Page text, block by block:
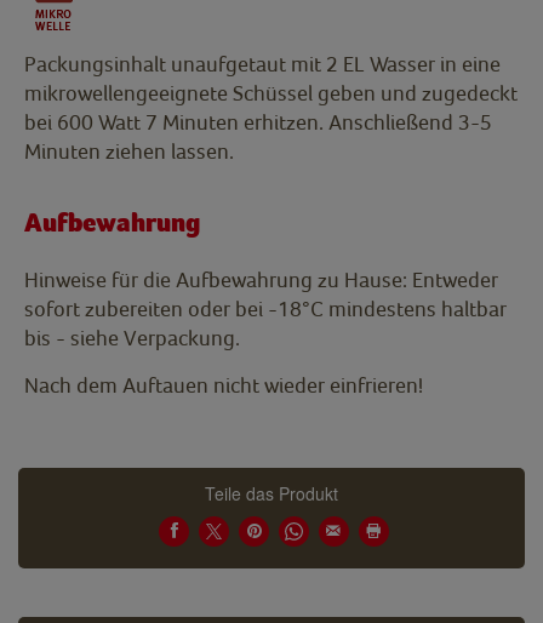
Packungsinhalt unaufgetaut mit 2 EL Wasser in eine
mikrowellengeeignete Schüssel geben und zugedeckt
bei 600 Watt 7 Minuten erhitzen. Anschließend 3-5
Minuten ziehen lassen.
Aufbewahrung
Hinweise für die Aufbewahrung zu Hause: Entweder
sofort zubereiten oder bei -18°C mindestens haltbar
bis - siehe Verpackung.
Nach dem Auftauen nicht wieder einfrieren!
Teile das Produkt